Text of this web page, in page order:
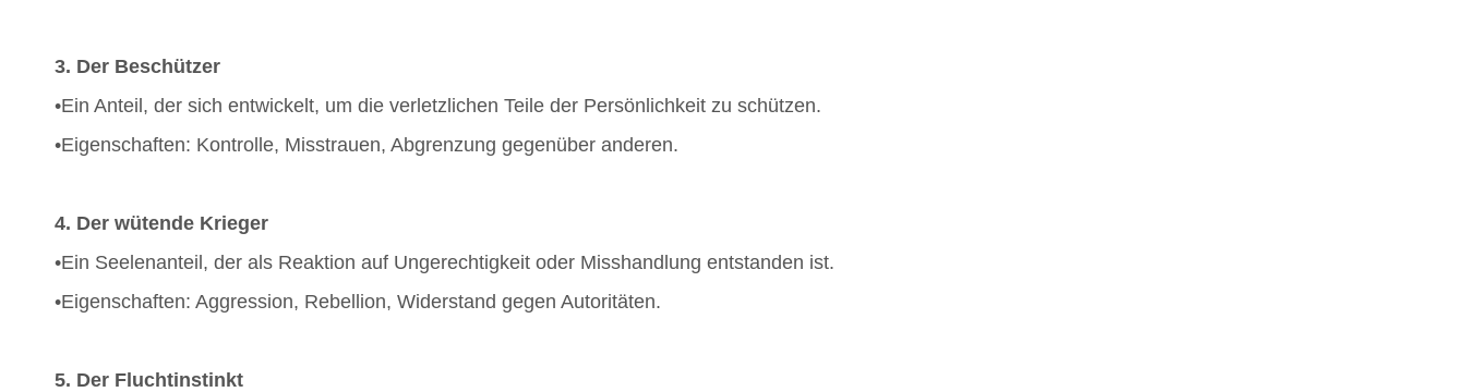
3. Der Beschützer
•Ein Anteil, der sich entwickelt, um die verletzlichen Teile der Persönlichkeit zu schützen.
•Eigenschaften: Kontrolle, Misstrauen, Abgrenzung gegenüber anderen.
4. Der wütende Krieger
•Ein Seelenanteil, der als Reaktion auf Ungerechtigkeit oder Misshandlung entstanden ist.
•Eigenschaften: Aggression, Rebellion, Widerstand gegen Autoritäten.
5. Der Fluchtinstinkt